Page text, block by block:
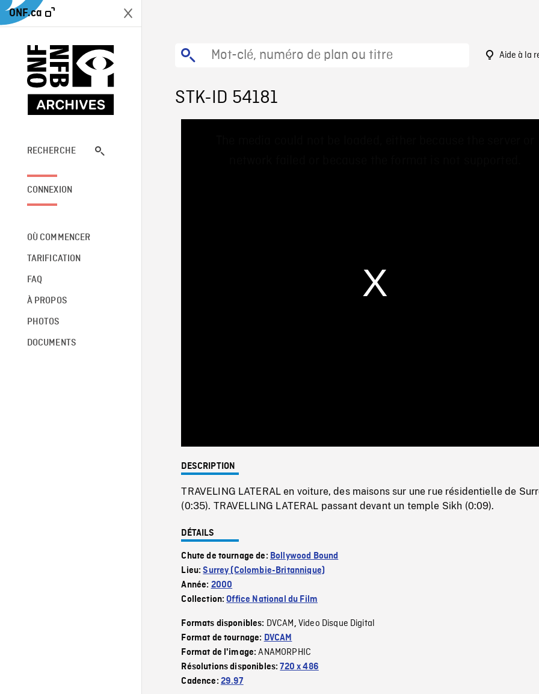
ONF.ca
RECHERCHE
CONNEXION
OÙ COMMENCER
TARIFICATION
FAQ
À PROPOS
PHOTOS
DOCUMENTS
Aide à la
STK-ID 54181
0%
DESCRIPTION
TRAVELING LATERAL en voiture, des maisons sur une rue résidentielle de
(0:35). TRAVELLING LATERAL passant devant un temple Sikh (0:09).
DÉTAILS
Chute de tournage de: Bollywood Bound
Lieu:Surrey (Colombie-Britannique)
Année: 2000
Collection:Office National du Film
Formats disponibles: DVCAM, Video Disque Digital
Format de tournage: DVCAM
Format de l'image:ANAMORPHIC
Résolutions disponibles:720 x 486
Cadence: 29.97